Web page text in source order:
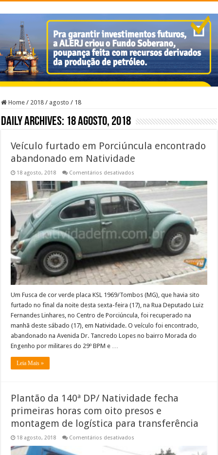
Home / 2018 / agosto / 18
Daily Archives: 18 agosto, 2018
Veículo furtado em Porciúncula encontrado
abandonado em Natividade
18 agosto, 2018 Comentários desativados
furtado
em
Porciúncula
encontrado
abandonado
em
Natividade
Um Fusca de cor verde placa KSL 1969/Tombos (MG), que havia sito
furtado no final da noite desta sexta-feira (17), na Rua Deputado Luiz
Fernandes Linhares, no Centro de Porciúncula, foi recuperado na
manhã deste sábado (17), em Natividade. O veículo foi encontrado,
abandonado na Avenida Dr. Tancredo Lopes no bairro Morada do
Engenho por militares do 29º BPM e …
Leia Mais »
Plantão da 140ª DP/ Natividade fecha
primeiras horas com oito presos e
montagem de logística para transferência
18 agosto, 2018 Comentários desativados